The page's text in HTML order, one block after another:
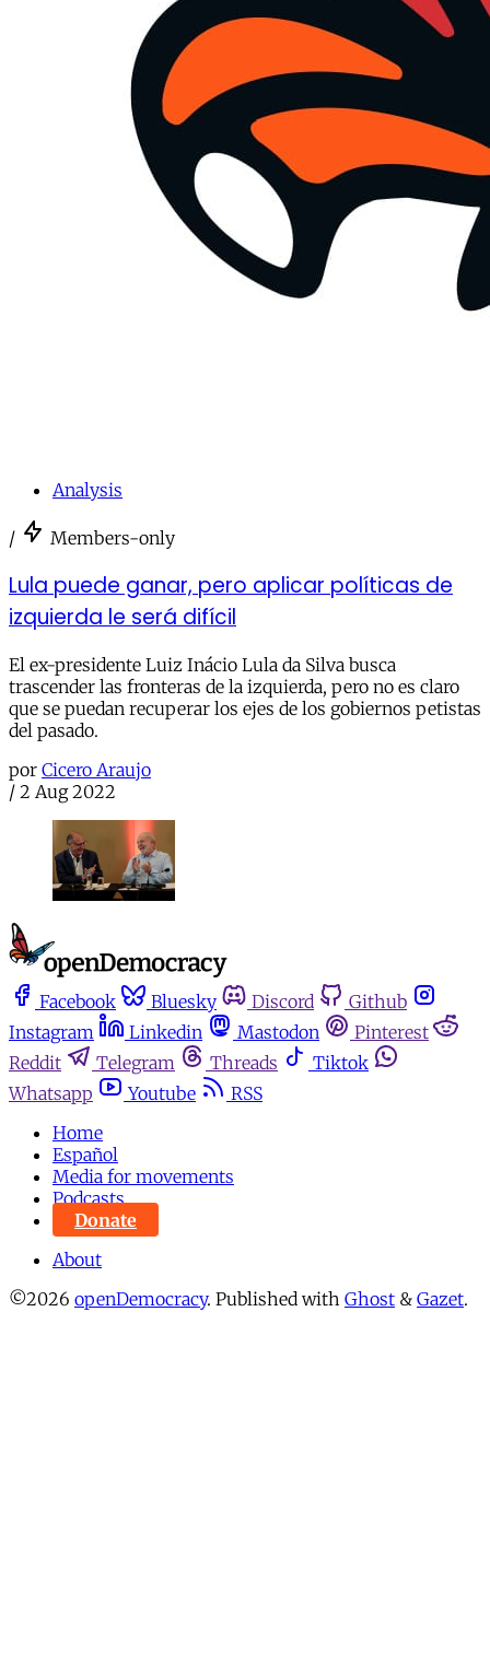
Analysis
/ Members-only
Lula puede ganar, pero aplicar políticas de
izquierda le será difícil
El ex-presidente Luiz Inácio Lula da Silva busca
trascender las fronteras de la izquierda, pero no es claro
que se puedan recuperar los ejes de los gobiernos petistas
del pasado.
por Cicero Araujo
/ 2 Aug 2022
Facebook Bluesky Discord
Github
Instagram
Linkedin Mastodon
Pinterest
Reddit
Telegram Threads
Tiktok
Whatsapp
Youtube
RSS
Home
Español
Media for movements
Podcasts
Donate
About
©2026 openDemocracy. Published with Ghost & Gazet.